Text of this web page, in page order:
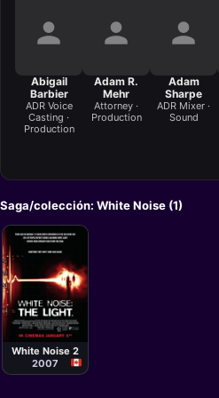
Abigail
Barbier
ADR Voice
Casting ·
Production
Adam R.
Mehr
Attorney ·
Production
Adam
Sharpe
ADR Mixer ·
Sound
Saga/colección: White Noise (1)
Película
Patrick
Lussier
White Noise 2
2007